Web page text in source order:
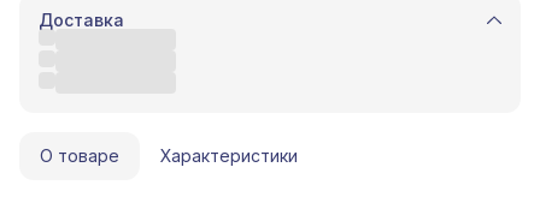
Удобный возврат
Доставка
О товаре Характеристики